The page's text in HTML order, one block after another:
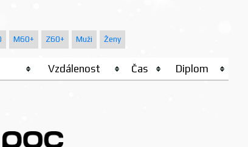
M60+ Z60+ Muži Ženy
Vzdálenost Čas Diplom